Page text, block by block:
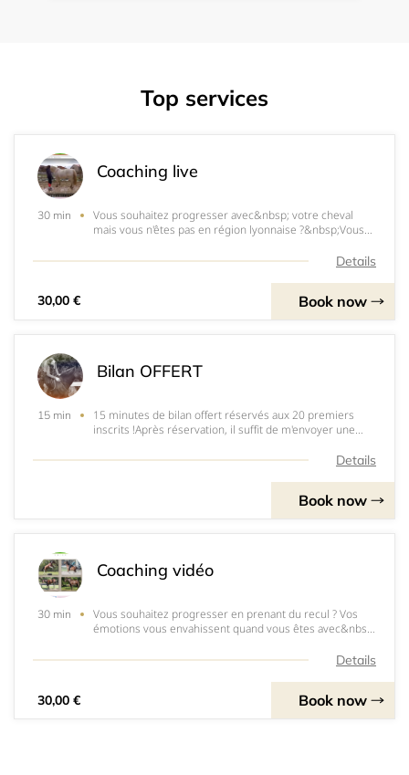
Top services
Coaching live
30 min
Vous souhaitez progresser avec&nbsp; votre cheval
mais vous n'êtes pas en région lyonnaise ?&nbsp;Vous
directement en live pour une séance avec votre cheval
Details
30,00 € Book now
Bilan OFFERT
15 min
15 minutes de bilan offert réservés aux 20 premiers
inscrits !Après réservation, il suffit de m'envoyer une
ensemble pendant l'entretien. Par mail :
Details
Book now
Coaching vidéo
30 min
Vous souhaitez progresser en prenant du recul ? Vos
émotions vous envahissent quand vous êtes avec&nbsp;
Le coaching vidéo est fait pour vous !Votre mission ?Details
30,00 € Book now